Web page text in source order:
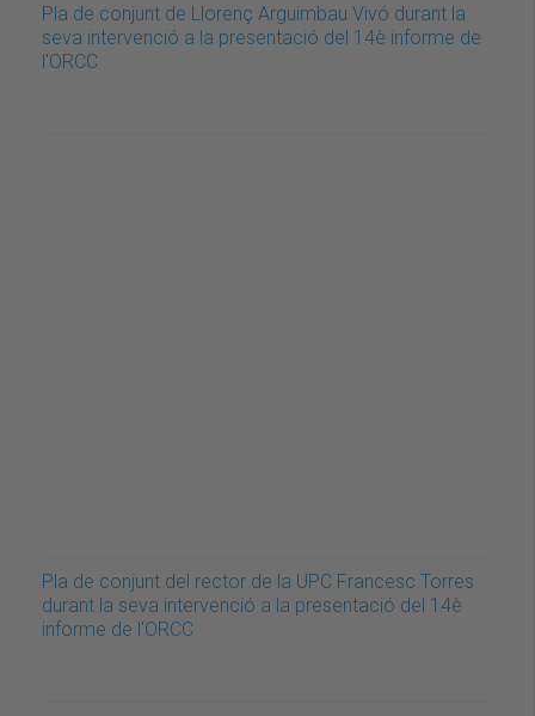
Pla de conjunt de Llorenç Arguimbau Vivó durant la
seva intervenció a la presentació del 14è informe de
l'ORCC
Pla de conjunt del rector de la UPC Francesc Torres
durant la seva intervenció a la presentació del 14è
informe de l'ORCC